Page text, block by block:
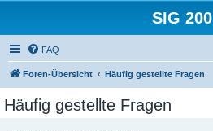
SIG 200
FAQ
Foren-Übersicht Häufig gestellte Fragen
Häufig gestellte Fragen